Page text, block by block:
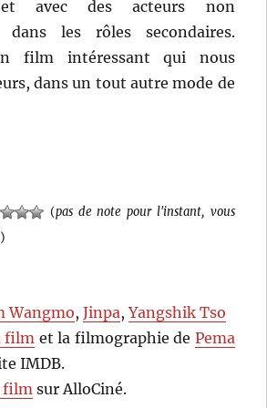
avec des acteurs non
dans les rôles secondaires.
film intéressant qui nous
dans un tout autre mode de
(pas de note pour l'instant, vous
)
Wangmo,Jinpa,Yangshik Tso
film et la filmographie de Pema
IMDB.
film sur AlloCiné.